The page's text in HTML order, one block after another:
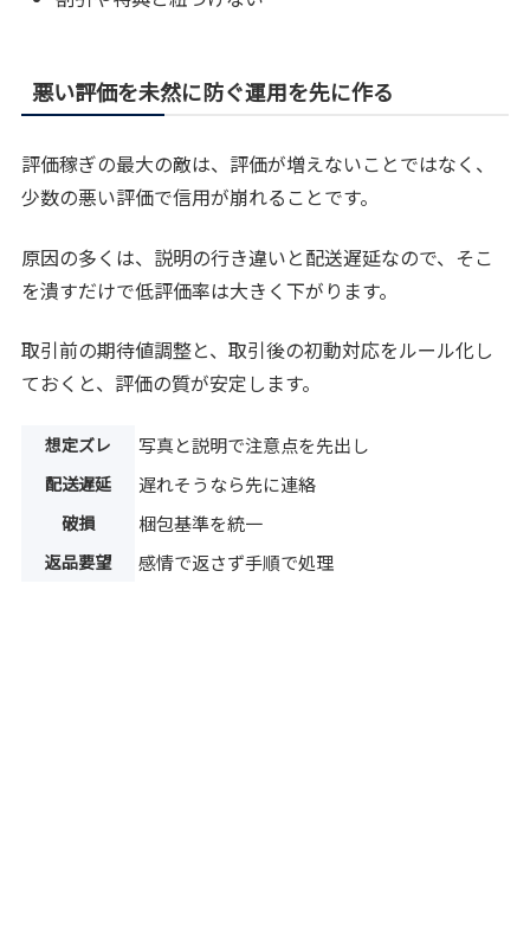
悪い評価を未然に防ぐ運用を先に作る
評価稼ぎの最大の敵は、評価が増えないことではなく、
少数の悪い評価で信用が崩れることです。
原因の多くは、説明の行き違いと配送遅延なので、そこ
を潰すだけで低評価率は大きく下がります。
取引前の期待値調整と、取引後の初動対応をルール化し
ておくと、評価の質が安定します。
想定ズレ 写真と説明で注意点を先出し
配送遅延 遅れそうなら先に連絡
破損 梱包基準を統一
返品要望 感情で返さず手順で処理